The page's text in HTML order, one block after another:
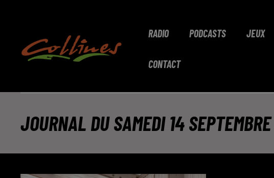
RADIO PODCASTS JEUX
CONTACT
JOURNAL DU SAMEDI 14 SEPTEMBRE